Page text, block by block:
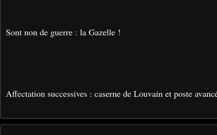
Sont non de guerre : la Gazelle !
Affectation successives : caserne de Louvain et poste